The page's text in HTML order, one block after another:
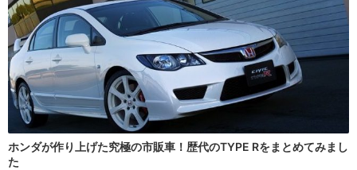
ホンダが作り上げた究極の市販車！歴代のTYPE Rをまとめてみまし
た